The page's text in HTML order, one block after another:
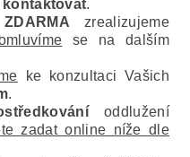
kontaktovat.
ZDARMA zrealizujeme
se na dalším
ke konzultaci Vašich
.
oddlužení
zadat online níže dle